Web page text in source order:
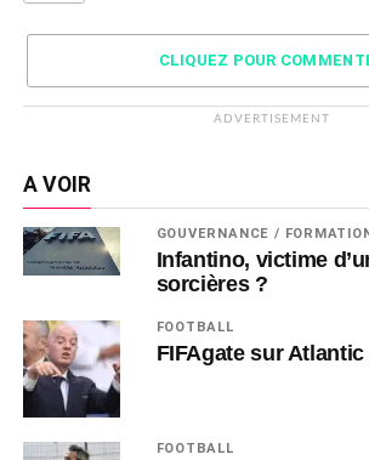
CLIQUEZ POUR
ADVERTISEMENT
A VOIR
GOUVERNANCE /
Infantino, victime
sorcières ?
FOOTBALL
FIFAgate sur
FOOTBALL